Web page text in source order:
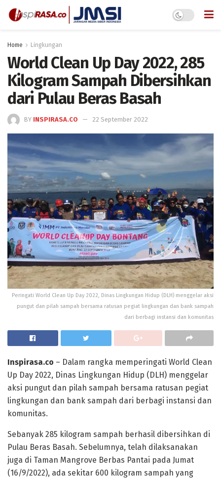
Home Lingkungan
World Clean Up Day 2022, 285
Kilogram Sampah Dibersihkan
dari Pulau Beras Basah
BY INSPIRASA.CO 22 September 2022
Peringati World Clean Up Day 2022, Dinas Lingkungan Hidup (DLH) menggelar aksi
pungut dan pilah sampah bersama ratusan pegiat lingkungan dan bank sampah
dari berbagi instansi dan komunitas
Inspirasa.co – Dalam rangka memperingati World Clean
Up Day 2022, Dinas Lingkungan Hidup (DLH) menggelar
aksi pungut dan pilah sampah bersama ratusan pegiat
lingkungan dan bank sampah dari berbagi instansi dan
komunitas.
Sebanyak 285 kilogram sampah berhasil dibersihkan di
Pulau Beras Basah. Sebelumnya, telah dilaksanakan
juga di Taman Mangrove Berbas Pantai pada Jumat
(16/9/2022), ada sekitar 600 kilogram sampah yang